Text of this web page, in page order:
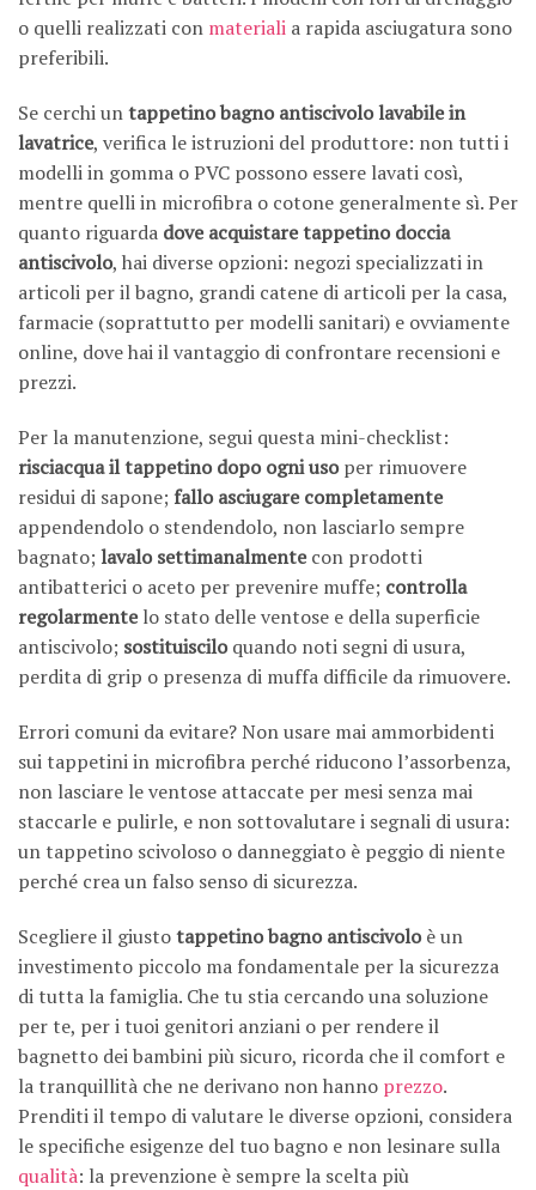
o quelli realizzati con materiali a rapida asciugatura sono
preferibili.
Se cerchi untappetino bagno antiscivolo lavabile in
lavatrice, verifica le istruzioni del produttore: non tutti i
modelli in gomma o PVC possono essere lavati così,
mentre quelli in microfibra o cotone generalmente sì. Per
quanto riguarda dove acquistare tappetino doccia
antiscivolo, hai diverse opzioni: negozi specializzati in
articoli per il bagno, grandi catene di articoli per la casa,
farmacie (soprattutto per modelli sanitari) e ovviamente
online, dove hai il vantaggio di confrontare recensioni e
prezzi.
Per la manutenzione, segui questa mini-checklist:
risciacqua il tappetino dopo ogni usoper rimuovere
residui di sapone; fallo asciugare completamente
appendendolo o stendendolo, non lasciarlo sempre
bagnato; lavalo settimanalmentecon prodotti
antibatterici o aceto per prevenire muffe; controlla
regolarmentelo stato delle ventose e della superficie
antiscivolo; sostituisciloquando noti segni di usura,
perdita di grip o presenza di muffa difficile da rimuovere.
Errori comuni da evitare? Non usare mai ammorbidenti
sui tappetini in microfibra perché riducono l’assorbenza,
non lasciare le ventose attaccate per mesi senza mai
staccarle e pulirle, e non sottovalutare i segnali di usura:
un tappetino scivoloso o danneggiato è peggio di niente
perché crea un falso senso di sicurezza.
Scegliere il giustotappetino bagno antiscivoloè un
investimento piccolo ma fondamentale per la sicurezza
di tutta la famiglia. Che tu stia cercando una soluzione
per te, per i tuoi genitori anziani o per rendere il
bagnetto dei bambini più sicuro, ricorda che il comfort e
la tranquillità che ne derivano non hanno prezzo.
Prenditi il tempo di valutare le diverse opzioni, considera
le specifiche esigenze del tuo bagno e non lesinare sulla
qualità: la prevenzione è sempre la scelta più